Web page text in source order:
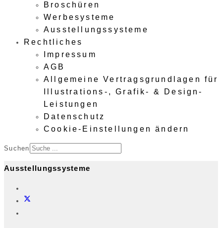
Broschüren
Werbesysteme
Ausstellungssysteme
Rechtliches
Impressum
AGB
Allgemeine Vertragsgrundlagen für
Illustrations-, Grafik- & Design-
Leistungen
Datenschutz
Cookie-Einstellungen ändern
Suchen
Ausstellungssysteme